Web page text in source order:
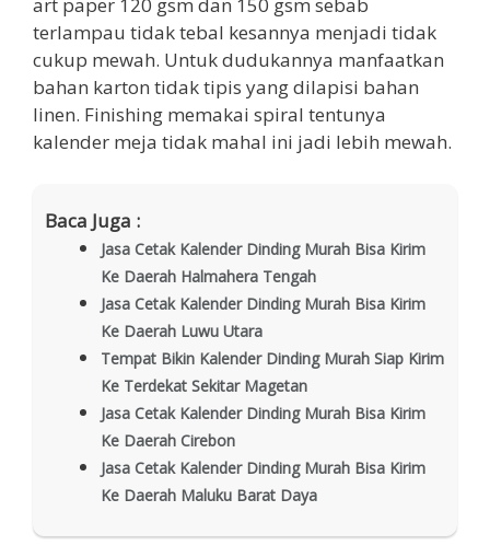
terlampau tidak tebal kesannya menjadi tidak
cukup mewah. Untuk dudukannya manfaatkan
bahan karton tidak tipis yang dilapisi bahan
linen. Finishing memakai spiral tentunya
kalender meja tidak mahal ini jadi lebih mewah.
Baca Juga :
Jasa Cetak Kalender Dinding Murah Bisa Kirim
Ke Daerah Halmahera Tengah
Jasa Cetak Kalender Dinding Murah Bisa Kirim
Ke Daerah Luwu Utara
Tempat Bikin Kalender Dinding Murah Siap Kirim
Ke Terdekat Sekitar Magetan
Jasa Cetak Kalender Dinding Murah Bisa Kirim
Ke Daerah Cirebon
Jasa Cetak Kalender Dinding Murah Bisa Kirim
Ke Daerah Maluku Barat Daya